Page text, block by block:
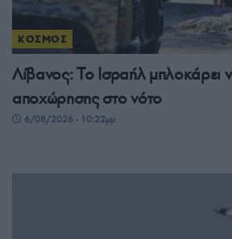
ΚΟΣΜΟΣ
Λίβανος: Το Ισραήλ μπλοκάρει
αποχώρησης στο νότο
6/08/2026 - 10:22μμ